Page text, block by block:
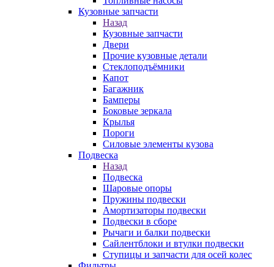
Кузовные запчасти
Назад
Кузовные запчасти
Двери
Прочие кузовные детали
Стеклоподъёмники
Капот
Багажник
Бамперы
Боковые зеркала
Крылья
Пороги
Силовые элементы кузова
Подвеска
Назад
Подвеска
Шаровые опоры
Пружины подвески
Амортизаторы подвески
Подвески в сборе
Рычаги и балки подвески
Сайлентблоки и втулки подвески
Ступицы и запчасти для осей колес